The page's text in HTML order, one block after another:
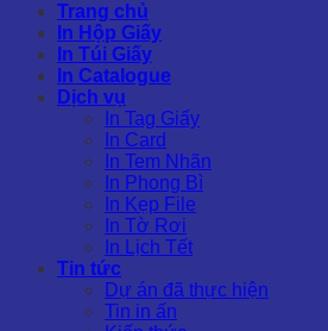
Trang chủ
In Hộp Giấy
In Túi Giấy
In Catalogue
Dịch vụ
In Tag Giấy
In Card
In Tem Nhãn
In Phong Bì
In Kẹp File
In Tờ Rơi
In Lịch Tết
Tin tức
Dự án đã thực hiện
Tin in ấn